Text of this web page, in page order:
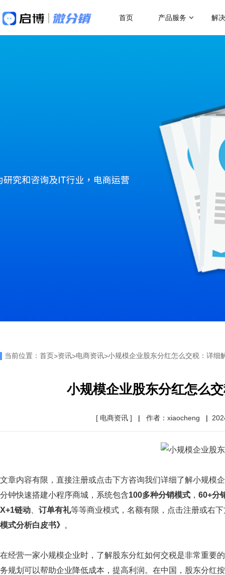
首页 产品服务 解
抢占视频号流量阵地
多人拼团
优惠券
社区团购
开通微信+小程序+APP直播带货系统
微
品
当前位置： 首页>资讯>电商资讯>小规模企业股东分红怎么交税：详细
小规模企业股东分红怎么
[ 电商资讯 ] | 作者：xiaocheng |
文章内容有限，直接注册或点击下方咨询我们详细了解小规模
分钟快速搭建小程序商城，系统包含100多种分销模式 ， 60+分
X+1链动
订单有礼等等商业模式，名额有限，点击注册或右
模式分析白皮书》 。
在经营一家小规模企业时，了解股东分红如何交税是非常重要
务规划可以帮助企业降低成本，提高利润。在中国，股东分红